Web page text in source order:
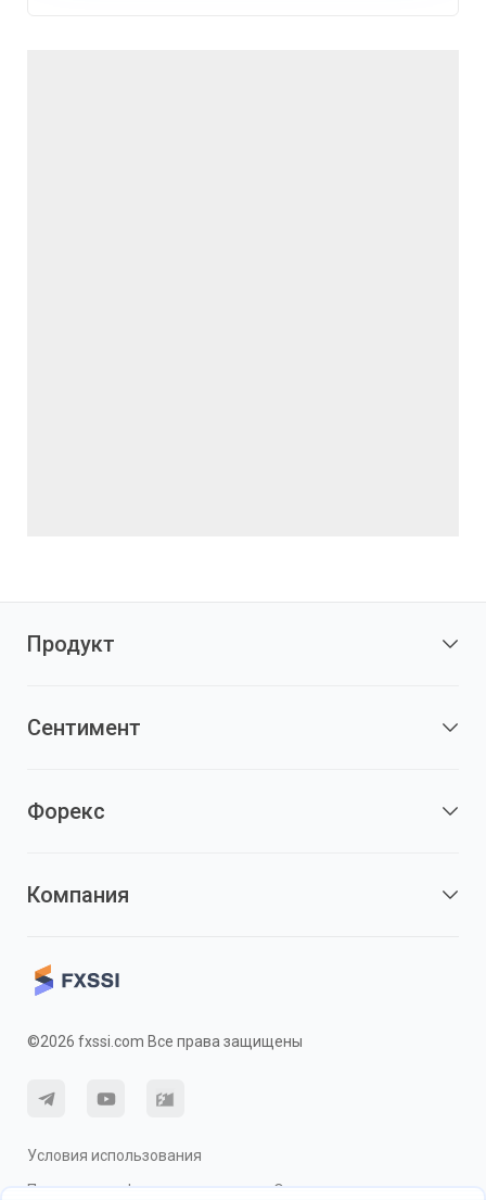
Продукт
Сентимент
Форекс
Компания
©2026 fxssi.com Все права защищены
Условия использования
Политика конфиденциальности
О рисках